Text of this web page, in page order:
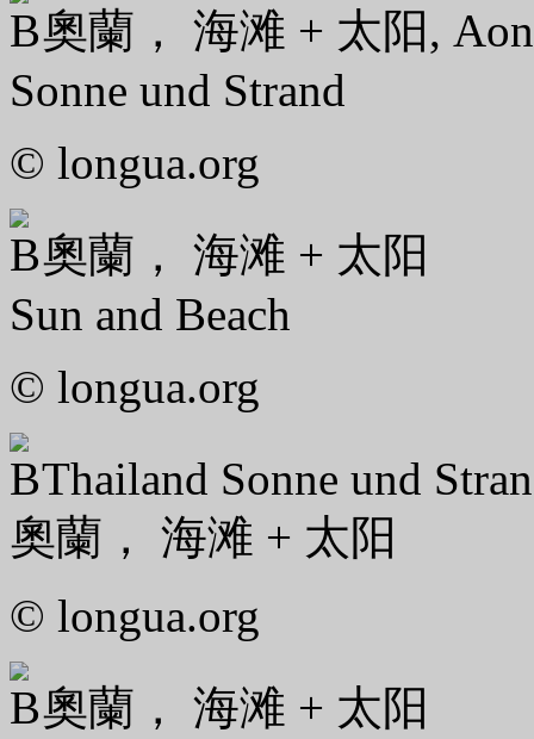
奧蘭， 海滩 + 太阳,
Sonne und Strand
© longua.org
奧蘭， 海滩 + 太阳
Sun and Beach
© longua.org
Thailand Sonne und
奧蘭， 海滩 + 太阳
© longua.org
奧蘭， 海滩 + 太阳